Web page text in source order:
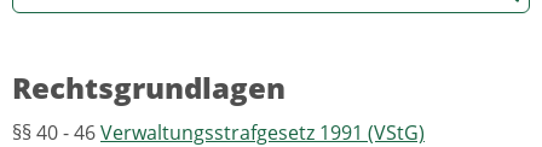
Rechtsgrundlagen
§§ 40 - 46Verwaltungsstrafgesetz 1991 (VStG)